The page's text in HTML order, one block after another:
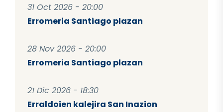
31 Oct 2026 - 20:00
Erromeria Santiago plazan
28 Nov 2026 - 20:00
Erromeria Santiago plazan
21 Dic 2026 - 18:30
Erraldoien kalejira San Inazion